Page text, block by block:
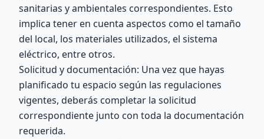
sanitarias y ambientales correspondientes. Esto
implica tener en cuenta aspectos como el tamaño
del local, los materiales utilizados, el sistema
eléctrico, entre otros.
Solicitud y documentación: Una vez que hayas
planificado tu espacio según las regulaciones
vigentes, deberás completar la solicitud
correspondiente junto con toda la documentación
requerida.